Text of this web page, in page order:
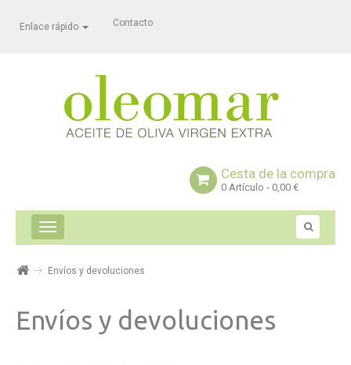
Enlace rápido Contacto
Cesta de la compra
0 Artículo - 0,00 €
Navegación
Toggle
Envíos y devoluciones
Envíos y devoluciones